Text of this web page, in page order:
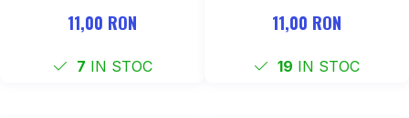
11,00 RON
7 IN STOC
11,00 RON
19 IN STOC